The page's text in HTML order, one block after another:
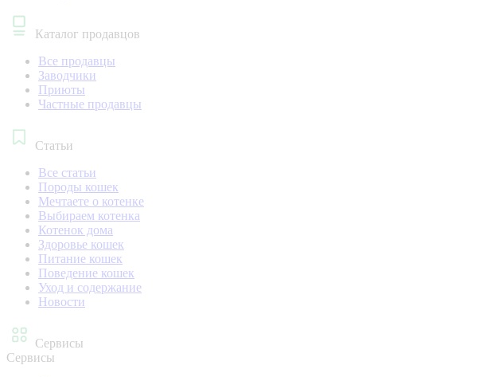
Каталог продавцов
Все продавцы
Заводчики
Приюты
Частные продавцы
Статьи
Все статьи
Породы кошек
Мечтаете о котенке
Выбираем котенка
Котенок дома
Здоровье кошек
Питание кошек
Поведение кошек
Уход и содержание
Новости
Сервисы
Сервисы